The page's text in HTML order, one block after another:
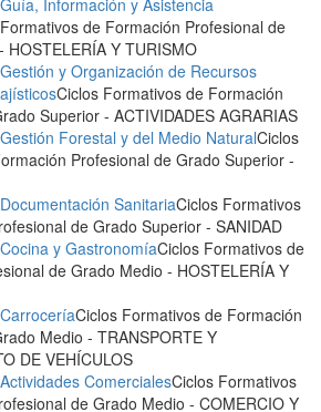
Información y Asistencia
de Formación Profesional de
- HOSTELERÍA Y TURISMO
y Organización de Recursos
Ciclos Formativos de Formación
Superior - ACTIVIDADES AGRARIAS
Forestal y del Medio NaturalCiclos
Profesional de Grado Superior -
SanitariaCiclos Formativos
de Grado Superior - SANIDAD
y GastronomíaCiclos Formativos de
de Grado Medio - HOSTELERÍA Y
Ciclos Formativos de Formación
Medio - TRANSPORTE Y
DE VEHÍCULOS
ComercialesCiclos Formativos
de Grado Medio - COMERCIO Y